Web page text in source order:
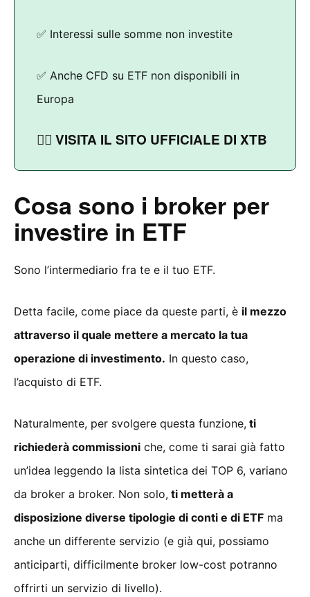
✅ Interessi sulle somme non investite
✅ Anche CFD su ETF non disponibili in
Europa
👉🏻 VISITA IL SITO UFFICIALE DI XTB
Cosa sono i broker per
investire in ETF
Sono l’intermediario fra te e il tuo ETF.
Detta facile, come piace da queste parti, è il mezzo
attraverso il quale mettere a mercato la tua
operazione di investimento. In questo caso,
l’acquisto di ETF.
Naturalmente, per svolgere questa funzione, ti
richiederà commissioni che, come ti sarai già fatto
un’idea leggendo la lista sintetica dei TOP 6, variano
da broker a broker. Non solo, ti metterà a
disposizione diverse tipologie di conti e di ETF ma
anche un differente servizio (e già qui, possiamo
anticiparti, difficilmente broker low-cost potranno
offrirti un servizio di livello).